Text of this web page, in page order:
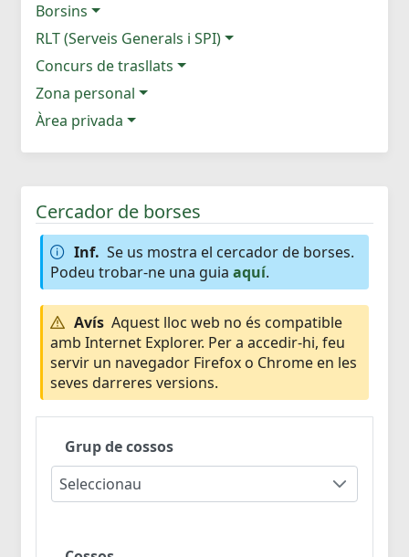
Borsins
RLT (Serveis Generals i SPI)
Concurs de trasllats
Zona personal
Àrea privada
Cercador de borses
Inf. Se us mostra el cercador de borses.
Podeu trobar-ne una guia aquí.
Avís Aquest lloc web no és compatible
amb Internet Explorer. Per a accedir-hi, feu
servir un navegador Firefox o Chrome en les
seves darreres versions.
Grup de cossos
Seleccionau